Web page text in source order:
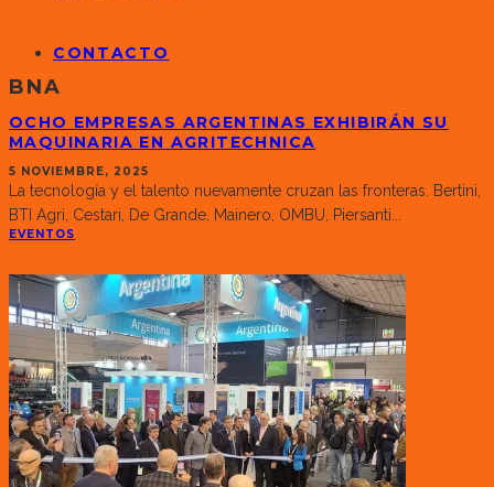
CONTACTO
BNA
OCHO EMPRESAS ARGENTINAS EXHIBIRÁN SU
MAQUINARIA EN AGRITECHNICA
5 NOVIEMBRE, 2025
La tecnología y el talento nuevamente cruzan las fronteras. Bertini,
BTI Agri, Cestari, De Grande, Mainero, OMBU, Piersanti...
EVENTOS